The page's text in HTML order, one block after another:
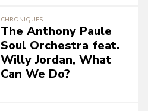
CHRONIQUES
The Anthony Paule
Soul Orchestra feat.
Willy Jordan, What
Can We Do?